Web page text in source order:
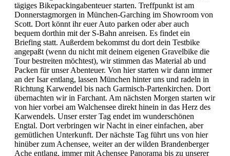
tägiges Bikepackingabenteuer starten. Treffpunkt ist am
Donnerstagmorgen in München-Garching im Showroom von
Scott. Dort könnt ihr euer Auto parken oder aber auch
bequem dorthin mit der S-Bahn anreisen. Es findet ein
Briefing statt. Außerdem bekommst du dort dein Testbike
angepaßt (wenn du nicht mit deinem eigenen Gravelbike die
Tour bestreiten möchtest), wir stimmen das Material ab und
Packen für unser Abenteuer. Von hier starten wir dann immer
an der Isar entlang, lassen München hinter uns und radeln in
Richtung Karwendel bis nach Garmisch-Partenkirchen. Dort
übernachten wir in Farchant. Am nächsten Morgen starten wir
von hier vorbei am Walchensee direkt hinein in das Herz des
Karwendels. Unser erster Tag endet im wunderschönen
Engtal. Dort verbringen wir Nacht in einer einfachen, aber
gemütlichen Unterkunft. Der nächste Tag führt uns von hier
hinüber zum Achensee, weiter an der wilden Brandenberger
Ache entlang, immer mit Achensee Panorama bis zu unserer